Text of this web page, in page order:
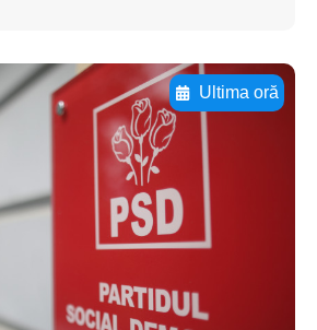
Ultima oră
textul pentru
aici
aici
aici